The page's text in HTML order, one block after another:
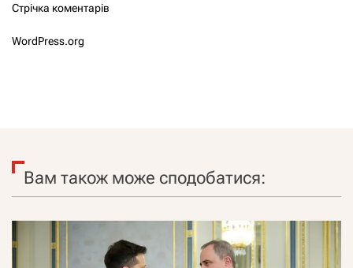
Стрічка коментарів
WordPress.org
Вам також може сподобатися: